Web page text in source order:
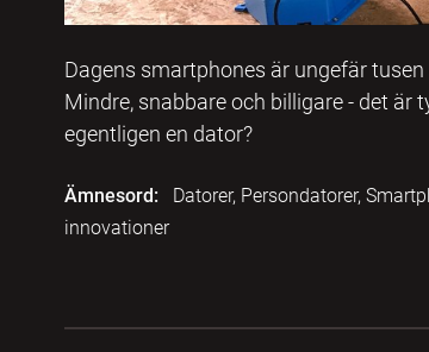
Dagens smartphones är ungefär
Mindre, snabbare och billigare - det
egentligen en dator?
Ämnesord:
Datorer, Persondatorer,
innovationer